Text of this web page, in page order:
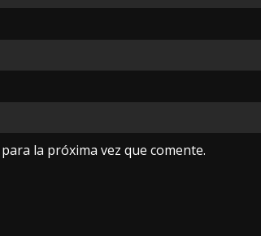
la próxima vez que comente.